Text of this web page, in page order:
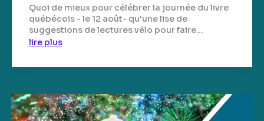
Quoi de mieux pour célébrer la journée du livre
québécois - le 12 août- qu'une lise de
suggestions de lectures vélo pour faire...
lire plus